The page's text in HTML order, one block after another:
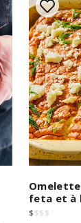
feta et à
$ $$ $